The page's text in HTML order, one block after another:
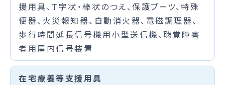
援用具、T字状・棒状のつえ、保護ブーツ、特殊
便器、火災報知器、自動消火器、電磁調理器、
歩行時間延長信号機用小型送信機、聴覚障害
者用屋内信号装置
在宅療養等支援用具